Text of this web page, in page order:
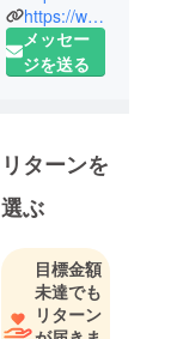
ど、女性が
人生で直面
する様々な
助け、女性
の貧困を解
決すること
を目指して
フェムテッ
ク事業を行
う会社で
https://www.instagram.com/bonheur_wellness_jp/
メッセー
ジを送る
リターンを
選ぶ
目標金額
未達でも
リターン